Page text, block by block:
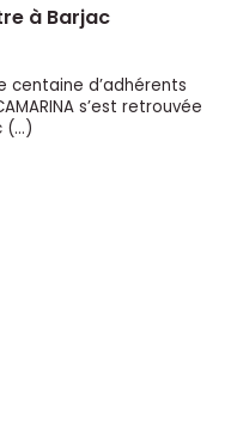
à Barjac
centaine d’adhérents
s’est retrouvée
(…)